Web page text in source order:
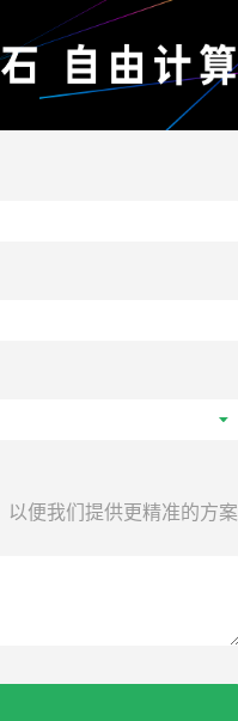
便我们提供更精准的方案